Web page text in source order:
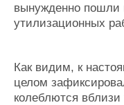
вынужденно пошли
утилизационных
Как видим, к
целом
колеблются